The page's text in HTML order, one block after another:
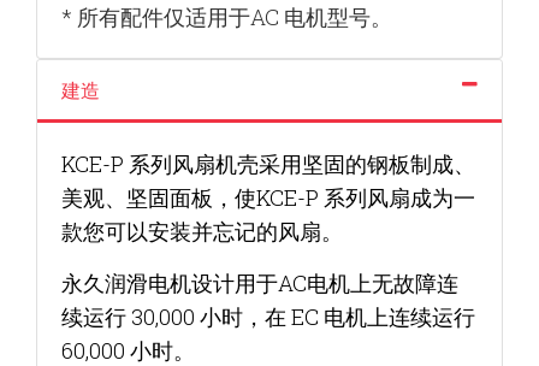
* 所有配件仅适用于AC 电机型号。
建造
KCE-P 系列风扇机壳采用坚固的钢板制成、
美观、坚固面板，使KCE-P 系列风扇成为一
款您可以安装并忘记的风扇。
永久润滑电机设计用于AC电机上无故障连
续运行 30,000 小时，在 EC 电机上连续运行
60,000 小时。